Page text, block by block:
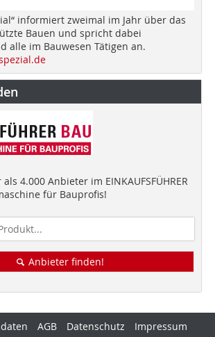
informiert zweimal im Jahr über das
Bauen und spricht dabei
alle im Bauwesen Tätigen an.
4.000 Anbieter im EINKAUFSFÜHRER
für Bauprofis!
Anbieter finden!
AGB Datenschutz
Impressum